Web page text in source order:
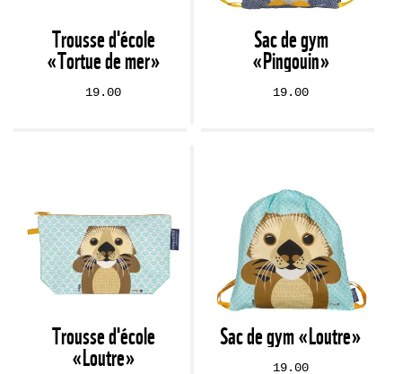
Trousse d'école
«Tortue de mer»
19.00
Sac de gym
«Pingouin»
19.00
Trousse d'école
«Loutre»
Sac de gym «Loutre»
19.00